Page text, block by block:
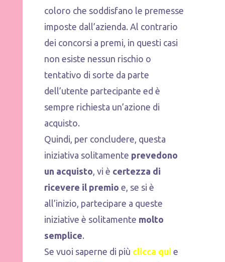
coloro che soddisfano le premesse
imposte dall’azienda. Al contrario
dei concorsi a premi, in questi casi
non esiste nessun rischio o
tentativo di sorte da parte
dell’utente partecipante ed è
sempre richiesta un’azione di
acquisto.
Quindi, per concludere, questa
iniziativa solitamente prevedono
un acquisto, vi è certezza di
ricevere il premio e, se si è
all’inizio, partecipare a queste
iniziative è solitamente molto
semplice.
Se vuoi saperne di più clicca qui e